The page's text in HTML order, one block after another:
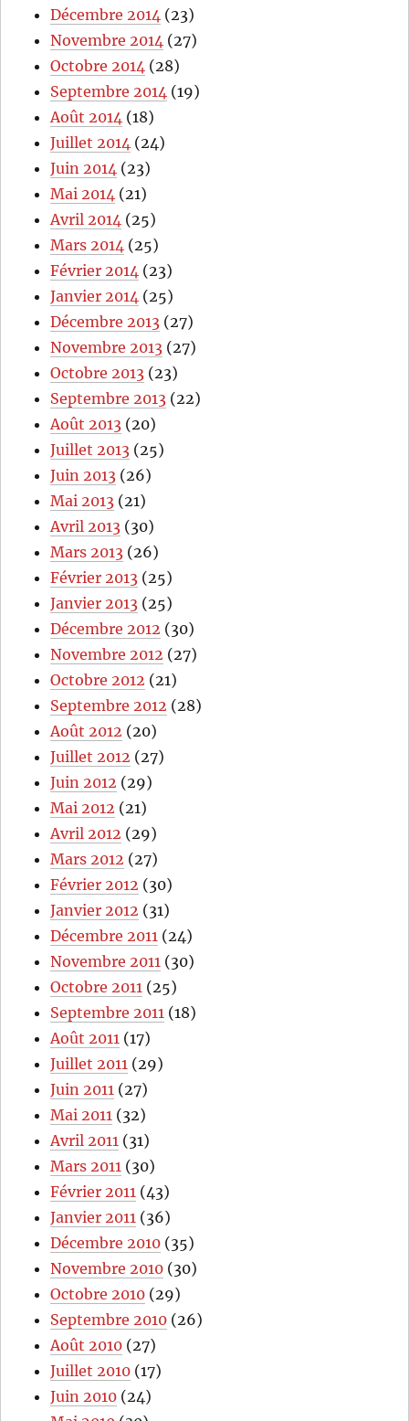
Décembre 2014 (23)
Novembre 2014 (27)
Octobre 2014 (28)
Septembre 2014 (19)
Août 2014 (18)
Juillet 2014 (24)
Juin 2014 (23)
Mai 2014 (21)
Avril 2014 (25)
Mars 2014 (25)
Février 2014 (23)
Janvier 2014 (25)
Décembre 2013 (27)
Novembre 2013 (27)
Octobre 2013 (23)
Septembre 2013 (22)
Août 2013 (20)
Juillet 2013 (25)
Juin 2013 (26)
Mai 2013 (21)
Avril 2013 (30)
Mars 2013 (26)
Février 2013 (25)
Janvier 2013 (25)
Décembre 2012 (30)
Novembre 2012 (27)
Octobre 2012 (21)
Septembre 2012 (28)
Août 2012 (20)
Juillet 2012 (27)
Juin 2012 (29)
Mai 2012 (21)
Avril 2012 (29)
Mars 2012 (27)
Février 2012 (30)
Janvier 2012 (31)
Décembre 2011 (24)
Novembre 2011 (30)
Octobre 2011 (25)
Septembre 2011 (18)
Août 2011 (17)
Juillet 2011 (29)
Juin 2011 (27)
Mai 2011 (32)
Avril 2011 (31)
Mars 2011 (30)
Février 2011 (43)
Janvier 2011 (36)
Décembre 2010 (35)
Novembre 2010 (30)
Octobre 2010 (29)
Septembre 2010 (26)
Août 2010 (27)
Juillet 2010 (17)
Juin 2010 (24)